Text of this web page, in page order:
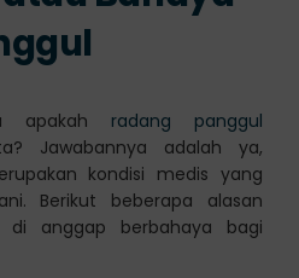
apakah radang panggul
Jawabannya adalah ya,
kondisi medis yang
Berikut beberapa alasan
anggap berbahaya bagi